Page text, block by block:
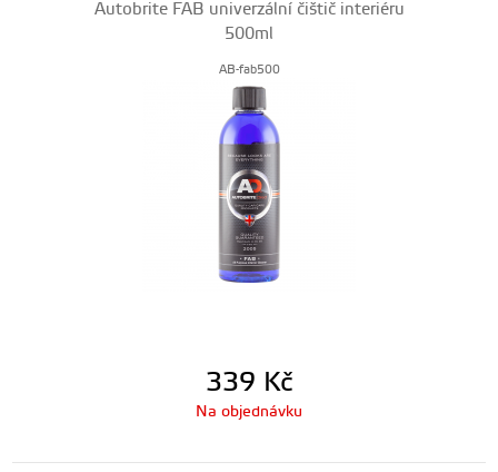
Autobrite FAB univerzální čištič interiéru
500ml
AB-fab500
339 Kč
Na objednávku